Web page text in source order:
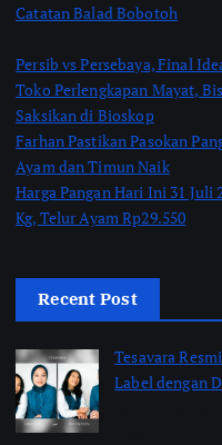
Catatan Balad Bobotoh
Persib vs Persebaya, Final
Toko Perlengkapan Mayat,
Saksikan di Bioskop
Farhan Pastikan Pasokan
Ayam dan Timun Naik
Harga Pangan Hari Ini 31 Juli
Kg, Telur Ayam Rp29.550
Recent Post
Tesavara
Label dengan